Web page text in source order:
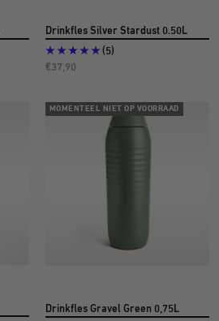
Drinkfles Silver Stardust 0.50L
(5)
Aanbiedingsprijs
€37,90
MOMENTEEL NIET OP VOORRAAD
Drinkfles Gravel Green 0,75L